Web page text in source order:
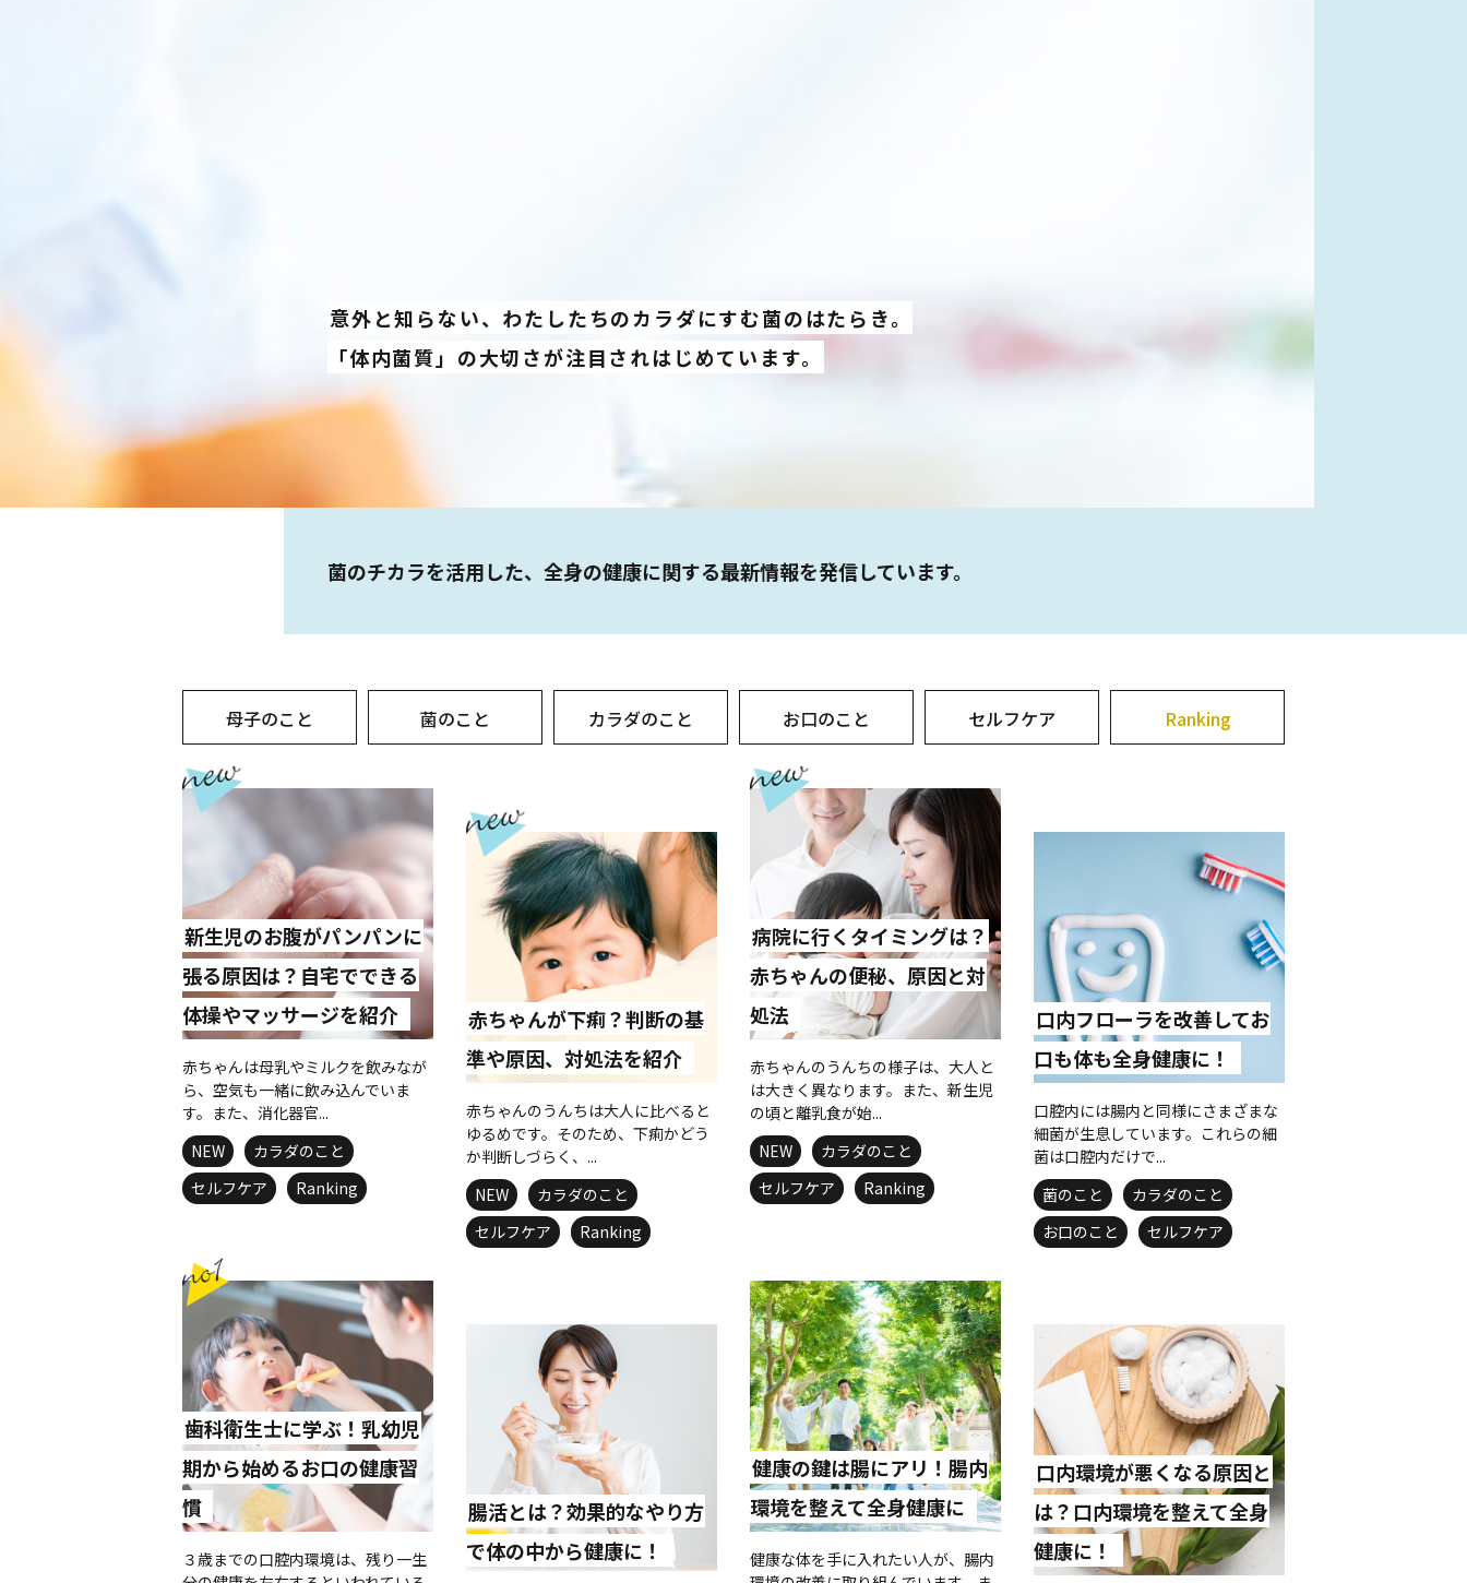
意外と知らない、わたしたちのカラダにすむ菌のはたらき。
「体内菌質」の大切さが注目されはじめています。
菌のチカラを活用した、全身の健康に関する最新情報を発信しています。
母子のこと 菌のこと カラダのこと お口のこと セルフケア Ranking
新生児のお腹がパンパンに
張る原因は？自宅でできる
体操やマッサージを紹介
赤ちゃんは母乳やミルクを飲みなが
ら、空気も一緒に飲み込んでいま
す。また、消化器官...
NEW
カラダのこと
セルフケア
Ranking
赤ちゃんが下痢？判断の基
準や原因、対処法を紹介
赤ちゃんのうんちは大人に比べると
ゆるめです。そのため、下痢かどう
か判断しづらく、...
NEW
カラダのこと
セルフケア
Ranking
病院に行くタイミングは？
赤ちゃんの便秘、原因と対
処法
赤ちゃんのうんちの様子は、大人と
は大きく異なります。また、新生児
の頃と離乳食が始...
NEW
カラダのこと
セルフケア
Ranking
口内フローラを改善してお
口も体も全身健康に！
口腔内には腸内と同様にさまざまな
細菌が生息しています。これらの細
菌は口腔内だけで...
菌のこと
カラダのこと
お口のこと
セルフケア
歯科衛生士に学ぶ！乳幼児
期から始めるお口の健康習
慣
３歳までの口腔内環境は、残り一生
腸活とは？効果的なやり方
で体の中から健康に！
健康の鍵は腸にアリ！腸内
環境を整えて全身健康に
健康な体を手に入れたい人が、腸内
口内環境が悪くなる原因と
は？口内環境を整えて全身
健康に！